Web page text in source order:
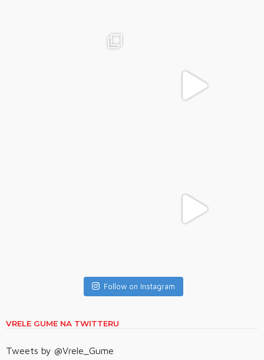
Follow on Instagram
VRELE GUME NA TWITTERU
Tweets by @Vrele_Gume